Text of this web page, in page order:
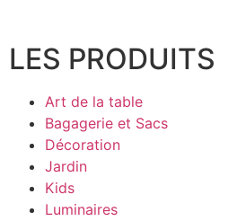
LES PRODUITS
Art de la table
Bagagerie et Sacs
Décoration
Jardin
Kids
Luminaires